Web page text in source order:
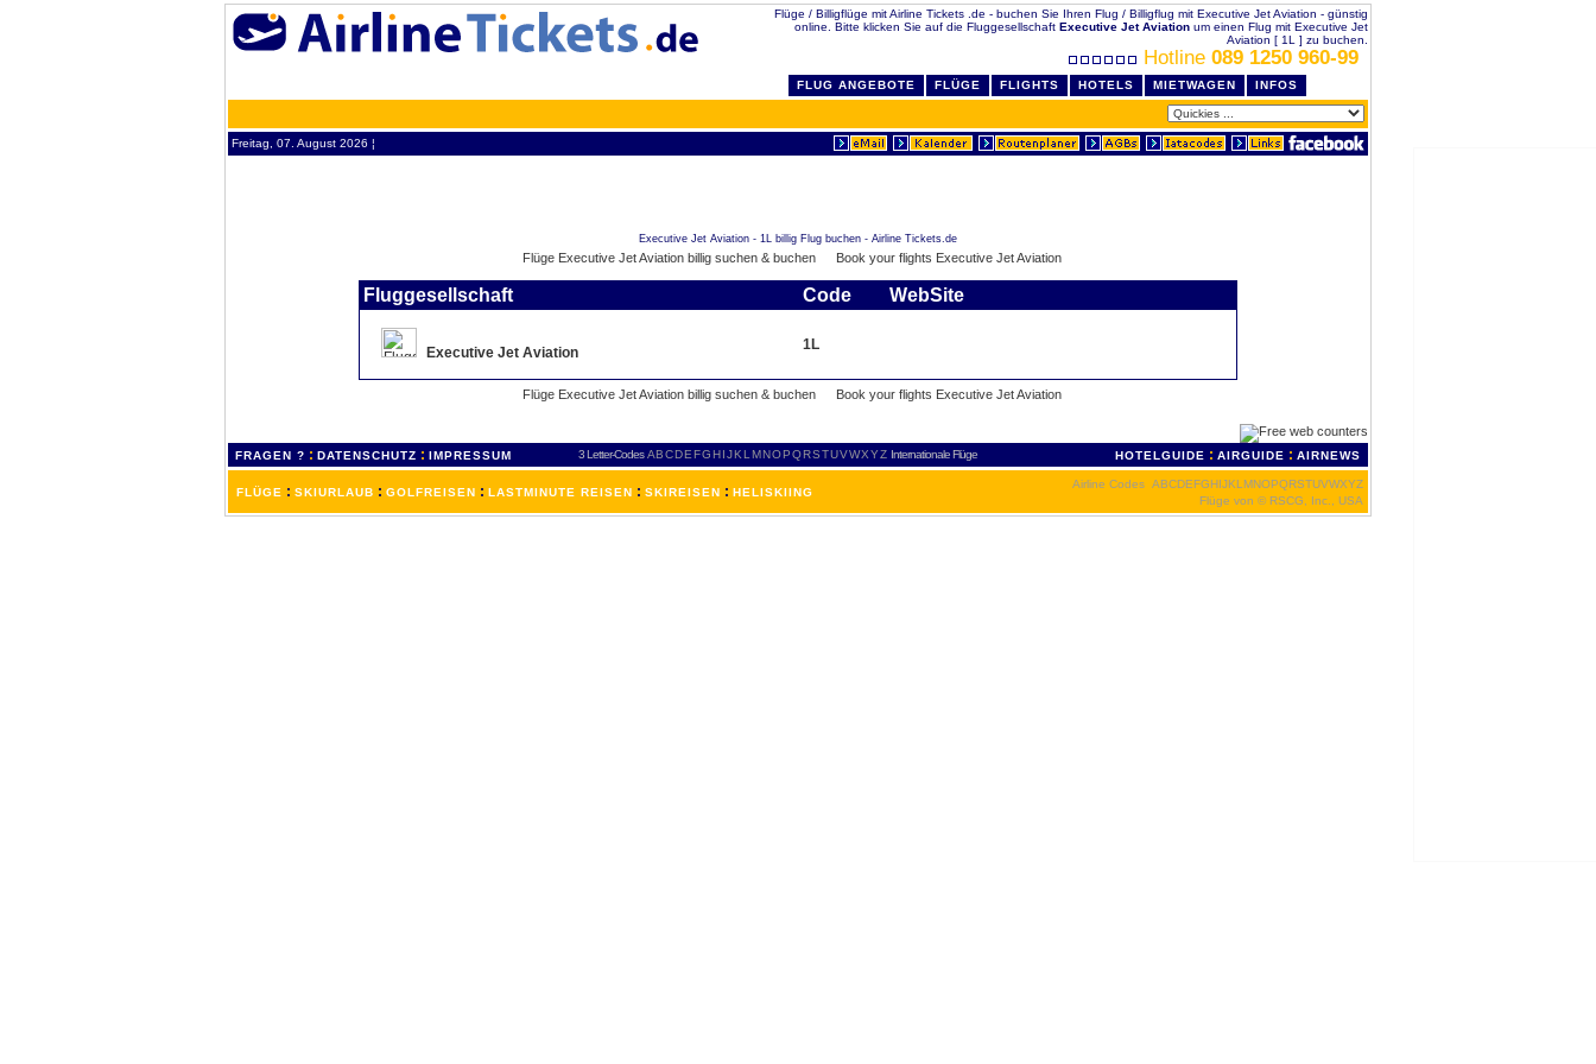
Flüge / Billigflüge mit Airline Tickets .de - buchen Sie Ihren Flug / Billigflug mit Executive Jet Aviation - günstig
online. Bitte klicken Sie auf die Fluggesellschaft Executive Jet Aviation um einen Flug mit Executive Jet
Aviation [ 1L ] zu buchen.
Hotline 089 1250 960-99
FLUG ANGEBOTE FLÜGE FLIGHTS HOTELS MIETWAGEN INFOS
Freitag, 07. August 2026 ¦
Executive Jet Aviation - 1L billig Flug buchen - Airline Tickets.de
Fluggesellschaft Code WebSite
Executive Jet Aviation 1L
FRAGEN ? : DATENSCHUTZ : IMPRESSUM 3 Letter-Codes ABCDEFGH IJKL MNOPQRSTUVWXYZ Internationale Flüge HOTELGUIDE : AIRGUIDE : AIRNEWS
FLÜGE : SKIURLAUB : GOLFREISEN : LASTMINUTE REISEN : SKIREISEN : HELISKIING
Airline Codes ABCDEFGHIJKL MNOPQRSTUVWXYZ
Flüge von © RSCG, Inc., USA